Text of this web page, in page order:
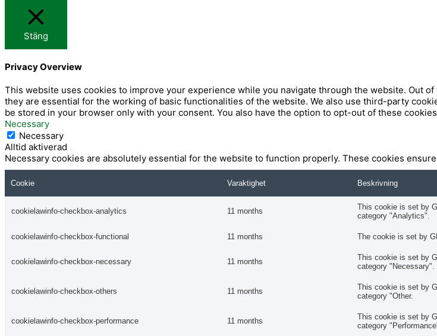
f
c
e
b
o
o
k
b
e
Stäng
Privacy Overview
This website uses cookies to improve your experience while you navigate through the website. Out
they are essential for the working of basic functionalities of the website. We also use third-party
be stored in your browser only with your consent. You also have the option to opt-out of these
Necessary
Necessary
Alltid aktiverad
Necessary cookies are absolutely essential for the website to function properly. These cookies
Cookie Varaktighet Beskrivning
cookielawinfo-checkbox-analytics 11 months
This cookie is set by
category "Analytics".
cookielawinfo-checkbox-functional 11 months The cookie is set by
cookielawinfo-checkbox-necessary 11 months
This cookie is set by
category "Necessary".
cookielawinfo-checkbox-others 11 months
This cookie is set by
category "Other.
cookielawinfo-checkbox-performance 11 months
This cookie is set by
category